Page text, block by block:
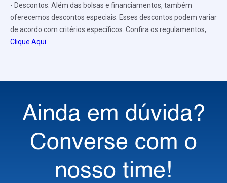
- Descontos: Além das bolsas e financiamentos, também
oferecemos descontos especiais. Esses descontos podem variar
de acordo com critérios específicos. Confira os regulamentos,
Clique Aqui
Ainda em dúvida?
Converse com o
nosso time!